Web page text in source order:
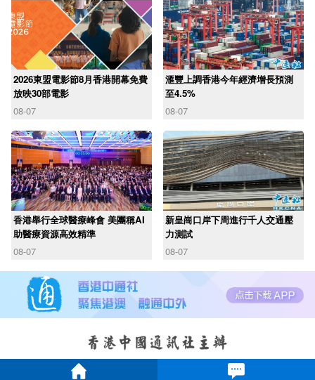
2026東盟電影節8月香港開幕免費
放映30部電影
08-07
滙豐上調香港今年經濟增長預測
至4.5%
08-07
香港舉行全球醫療峰會 美團稱AI
助醫療資源高效精準
08-07
新皇崗口岸下周進行千人交通壓
力測試
08-07